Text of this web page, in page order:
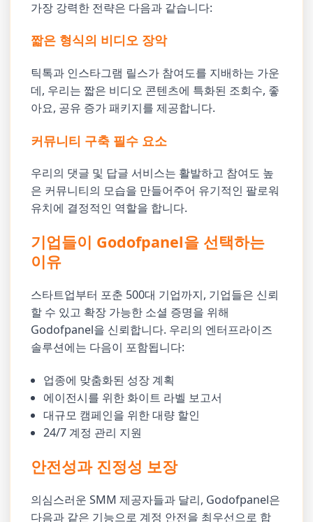
가장 강력한 전략은 다음과 같습니다:
짧은 형식의 비디오 장악
틱톡과 인스타그램 릴스가 참여도를 지배하는 가운
데, 우리는 짧은 비디오 콘텐츠에 특화된 조회수, 좋
아요, 공유 증가 패키지를 제공합니다.
커뮤니티 구축 필수 요소
우리의 댓글 및 답글 서비스는 활발하고 참여도 높
은 커뮤니티의 모습을 만들어주어 유기적인 팔로워
유치에 결정적인 역할을 합니다.
기업들이 Godofpanel을 선택하는
이유
스타트업부터 포춘 500대 기업까지, 기업들은 신뢰
할 수 있고 확장 가능한 소셜 증명을 위해
Godofpanel을 신뢰합니다. 우리의 엔터프라이즈
솔루션에는 다음이 포함됩니다:
업종에 맞춤화된 성장 계획
에이전시를 위한 화이트 라벨 보고서
대규모 캠페인을 위한 대량 할인
24/7 계정 관리 지원
안전성과 진정성 보장
의심스러운 SMM 제공자들과 달리, Godofpanel은
다음과 같은 기능으로 계정 안전을 최우선으로 합